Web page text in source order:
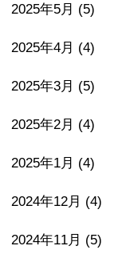
2025年5月 (5)
2025年4月 (4)
2025年3月 (5)
2025年2月 (4)
2025年1月 (4)
2024年12月 (4)
2024年11月 (5)